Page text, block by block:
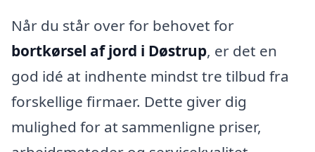
Når du står over for behovet for
bortkørsel af jord i Døstrup, er det en
god idé at indhente mindst tre tilbud fra
forskellige firmaer. Dette giver dig
mulighed for at sammenligne priser,